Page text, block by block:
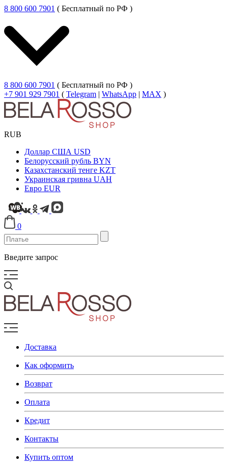
8 800 600 7901 ( Бесплатный по РФ )
8 800 600 7901 ( Бесплатный по РФ )
+7 901 929 7901 ( Telegram | WhatsApp | MAX )
RUB
Доллар США USD
Белорусский рубль BYN
Казахстанский тенге KZT
Украинская гривна UAH
Евро EUR
0
Введите запрос
Доставка
Как оформить
Возврат
Оплата
Кредит
Контакты
Купить оптом